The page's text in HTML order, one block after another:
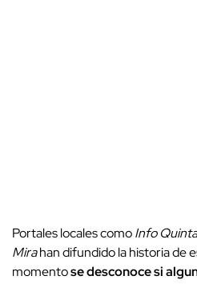
Portales locales comoInfo
Mirahan difundido la historia de
momentose desconoce si